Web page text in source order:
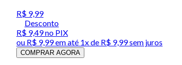
R$ 9,99
Desconto
R$ 9,49no PIX
ou R$ 9,99em até 1x de R$ 9,99sem juros
COMPRAR AGORA